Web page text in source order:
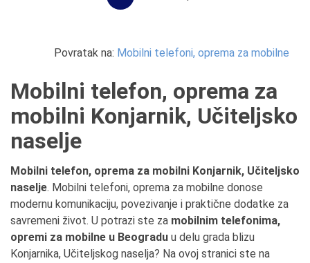
Povratak na: Mobilni telefoni, oprema za mobilne
Mobilni telefon, oprema za
mobilni Konjarnik, Učiteljsko
naselje
Mobilni telefon, oprema za mobilni Konjarnik, Učiteljsko
naselje. Mobilni telefoni, oprema za mobilne donose
modernu komunikaciju, povezivanje i praktične dodatke za
savremeni život. U potrazi ste za mobilnim telefonima,
opremi za mobilne u Beogradu u delu grada blizu
Konjarnika, Učiteljskog naselja? Na ovoj stranici ste na